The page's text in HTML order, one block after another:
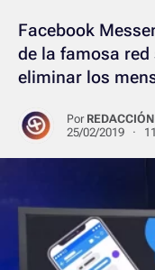
Facebook
de la famosa
eliminar los
Por REDACCIÓN
25/02/2019 ·